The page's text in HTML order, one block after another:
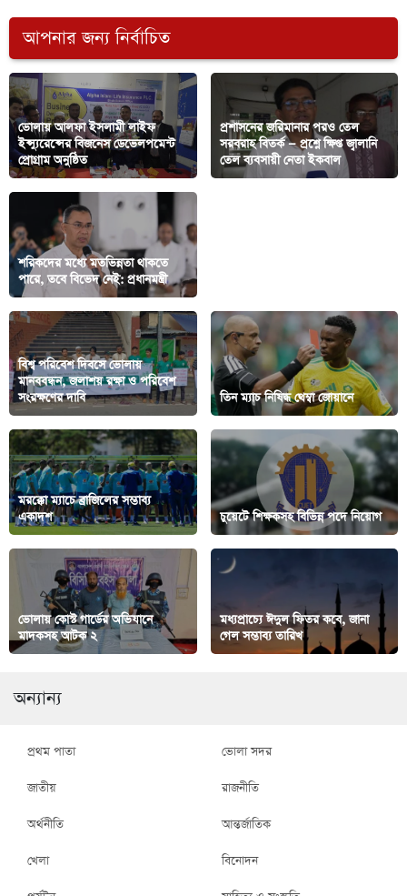
আপনার জন্য নির্বাচিত
ভোলায় আলফা ইসলামী লাইফ
ইন্স্যুরেন্সের বিজনেস ডেভেলপমেন্ট
প্রোগ্রাম অনুষ্ঠিত
প্রশাসনের জরিমানার পরও তেল
সরবরাহ বিতর্ক — প্রশ্নে ক্ষিপ্ত জ্বালানি
তেল ব্যবসায়ী নেতা ইকবাল
শরিকদের মধ্যে মতভিন্নতা থাকতে
পারে, তবে বিভেদ নেই: প্রধানমন্ত্রী
বিশ্ব পরিবেশ দিবসে ভোলায়
মানববন্ধন, জলাশয় রক্ষা ও পরিবেশ
সংরক্ষণের দাবি
তিন ম্যাচ নিষিদ্ধ থেম্বা জোয়ানে
মরক্কো ম্যাচে ব্রাজিলের সম্ভাব্য
একাদশ
চুয়েটে শিক্ষকসহ বিভিন্ন পদে নিয়োগ
ভোলায় কোস্ট গার্ডের অভিযানে
মাদকসহ আটক ২
মধ্যপ্রাচ্যে ঈদুল ফিতর কবে, জানা
গেল সম্ভাব্য তারিখ
অন্যান্য
প্রথম পাতা ভোলা সদর
জাতীয় রাজনীতি
অর্থনীতি আন্তর্জাতিক
খেলা বিনোদন